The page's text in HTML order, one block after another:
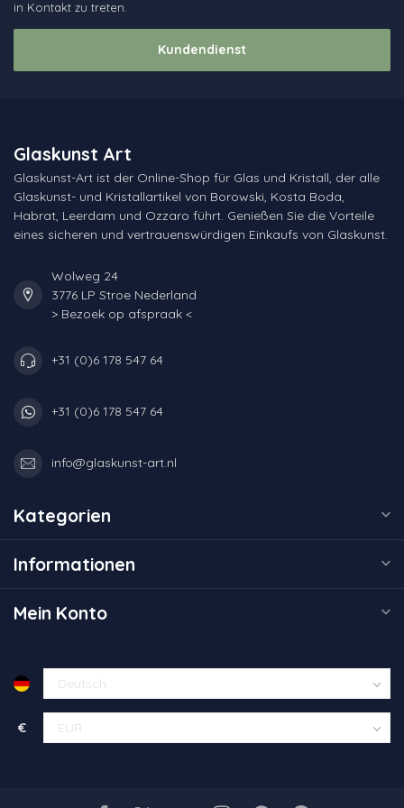
in Kontakt zu treten.
Kundendienst
Glaskunst Art
Glaskunst-Art ist der Online-Shop für Glas und Kristall, der alle
Glaskunst- und Kristallartikel von Borowski, Kosta Boda,
Habrat, Leerdam und Ozzaro führt. Genießen Sie die Vorteile
eines sicheren und vertrauenswürdigen Einkaufs von Glaskunst.
Wolweg 24
3776 LP Stroe Nederland
> Bezoek op afspraak <
+31 (0)6 178 547 64
+31 (0)6 178 547 64
info@glaskunst-art.nl
Kategorien
Informationen
Mein Konto
€